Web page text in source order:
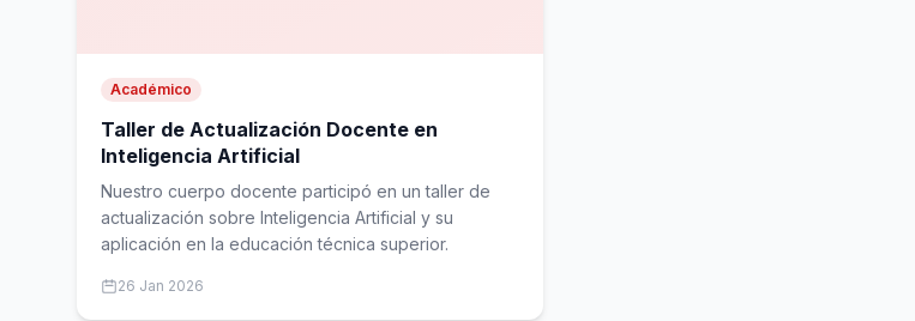
Académico
Taller de Actualización Docente en
Inteligencia Artificial
Nuestro cuerpo docente participó en un taller de
actualización sobre Inteligencia Artificial y su
aplicación en la educación técnica superior.
26 Jan 2026